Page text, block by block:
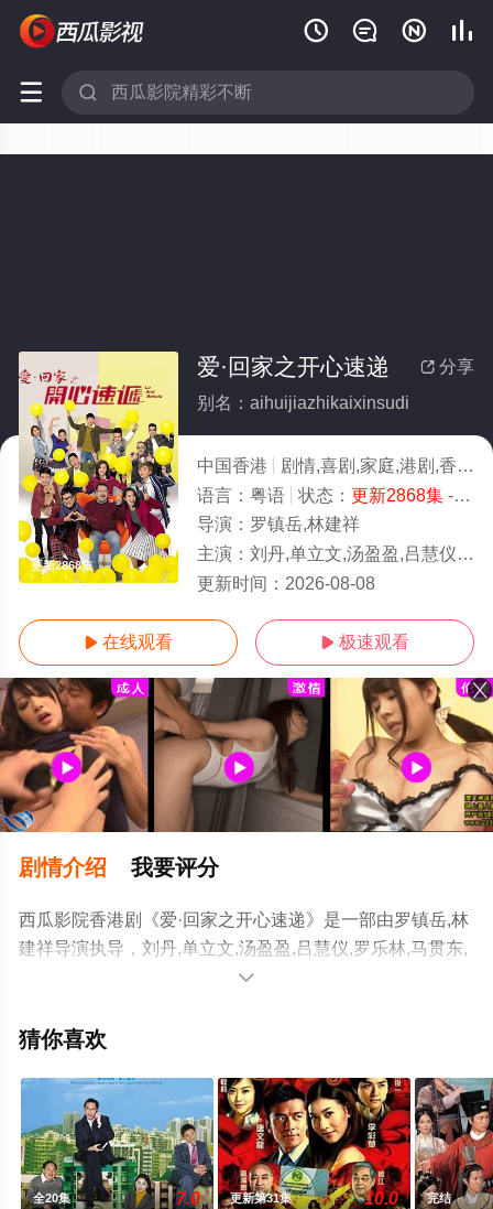
   
 
更新2868集
 分享
爱·回家之开心速递
别名：aihuijiazhikaixinsudi
中国香港 剧情,喜剧,家庭,港剧,香港
语言： 粤语 状态： 更新2868集- 免费在线观看
导演： 罗镇岳,林建祥
主演： 刘丹,单立文,汤盈盈,吕慧仪,罗乐林,马贯东,苏韵姿,周嘉洛,陈浚霆,吴伟豪
更新时间： 2026-08-08
 在线观看  极速观看
剧情介绍 我要评分
西瓜影院香港剧《爱·回家之开心速递》是一部由罗镇岳,林
建祥导演执导，刘丹,单立文,汤盈盈,吕慧仪,罗乐林,马贯东,
苏韵姿,周嘉洛,陈浚霆,吴伟豪等明星精彩演绎的中国香港电
瓜影视，更多相关信息可移步至豆瓣电视剧、电视猫或剧
。

猜你喜欢
全20集 7.0 更新第31集 10.0 完结